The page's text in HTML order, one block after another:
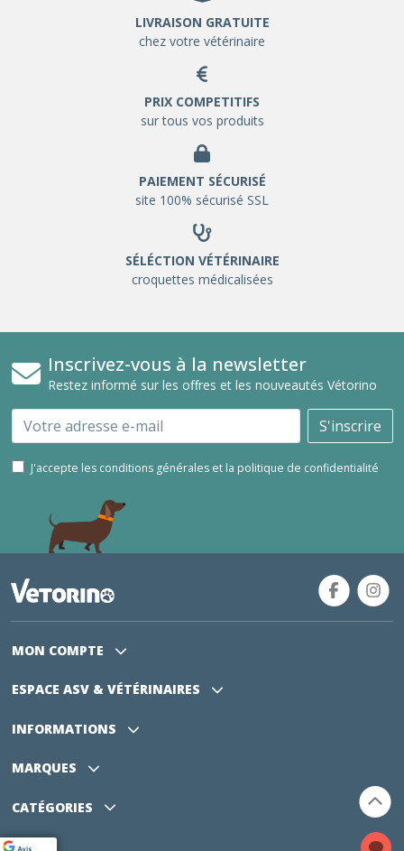
LIVRAISON GRATUITE
chez votre vétérinaire
PRIX COMPETITIFS
sur tous vos produits
PAIEMENT SÉCURISÉ
site 100% sécurisé SSL
SÉLÉCTION VÉTÉRINAIRE
croquettes médicalisées
Inscrivez-vous à la newsletter
Restez informé sur les offres et les nouveautés Vétorino
Email S'inscrire
J'accepte les conditions générales et la politique de confidentialité
MON COMPTE
ESPACE ASV & VÉTÉRINAIRES
INFORMATIONS
MARQUES
CATÉGORIES